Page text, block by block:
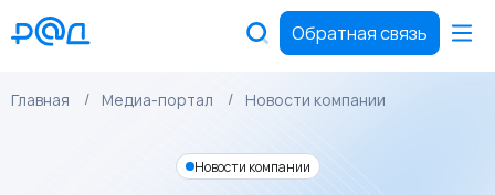
Обратная связь
Главная Медиа-портал Новости компании
Новости компании